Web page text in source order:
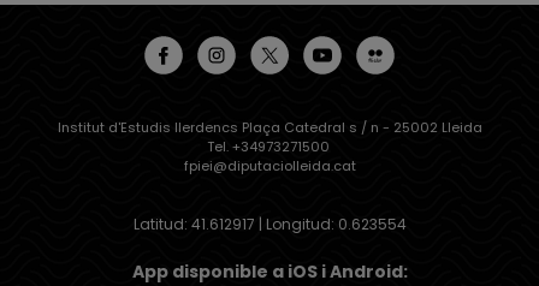
Institut d'Estudis Ilerdencs Plaça Catedral s / n - 25002 Lleida
Tel. +34973271500
fpiei@diputaciolleida.cat
Latitud: 41.612917 | Longitud: 0.623554
App disponible a iOS i Android: